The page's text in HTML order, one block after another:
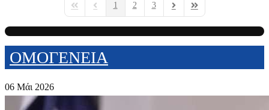
First PagePrevious Page
1 2 3
Next PageLast Page
ΟΜΟΓΕΝΕΙΑ
06 Μάι 2026